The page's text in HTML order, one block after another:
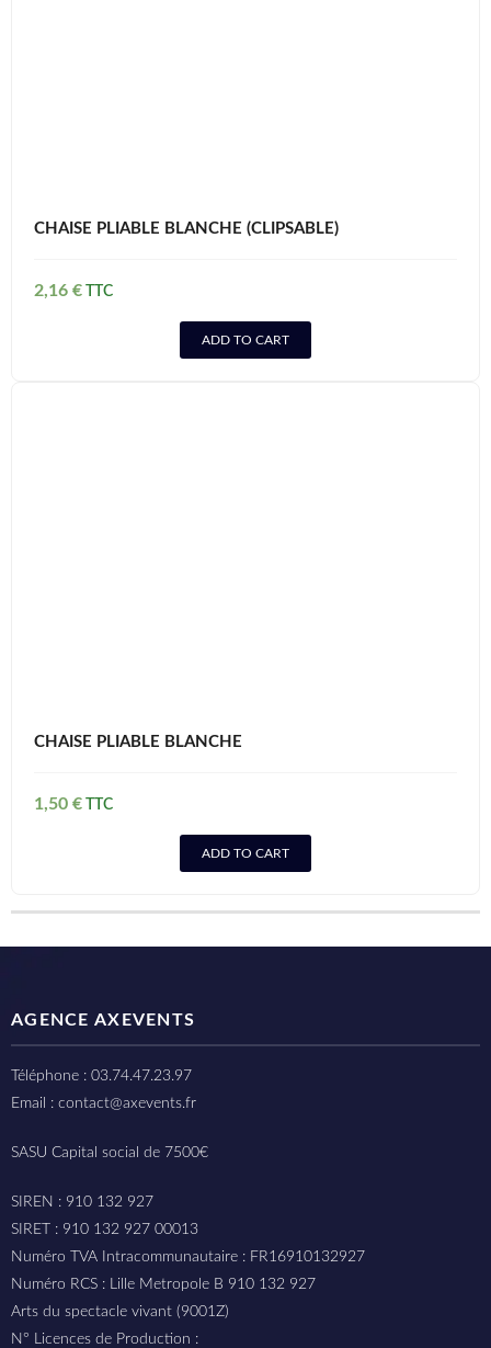
CHAISE PLIABLE BLANCHE (CLIPSABLE)
2,16 €
ADD TO CART
CHAISE PLIABLE BLANCHE
1,50 €
ADD TO CART
AGENCE AXEVENTS
Téléphone : 03.74.47.23.97
Email : contact@axevents.fr
SASU Capital social de 7500€
SIREN : 910 132 927
SIRET : 910 132 927 00013
Numéro TVA Intracommunautaire : FR16910132927
Numéro RCS : Lille Metropole B 910 132 927
Arts du spectacle vivant (9001Z)
N° Licences de Production :